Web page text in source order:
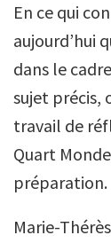
En ce qui
aujourd’hui
dans le
sujet précis,
travail de
Quart
préparation.
Marie-